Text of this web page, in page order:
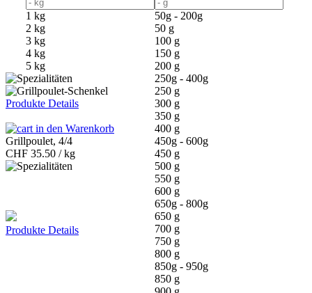
50g - 200g
50 g
100 g
150 g
200 g
250g - 400g
250 g
300 g
350 g
400 g
450g - 600g
450 g
500 g
550 g
600 g
650g - 800g
650 g
700 g
750 g
800 g
850g - 950g
850 g
1 kg
2 kg
3 kg
4 kg
5 kg
Produkte Details
in den Warenkorb
Grillpoulet, 4/4
CHF 35.50 / kg
Produkte Details